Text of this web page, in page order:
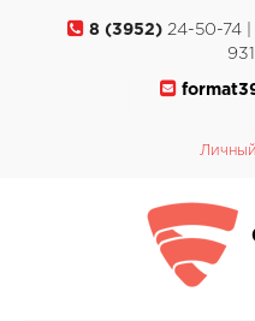
8 (3952)24-50-74 |